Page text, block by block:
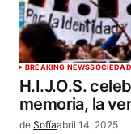
BREAKING NEWSSOCIEDAD
H.I.J.O.S.
memoria, la
de Sofíaabril 14, 2025